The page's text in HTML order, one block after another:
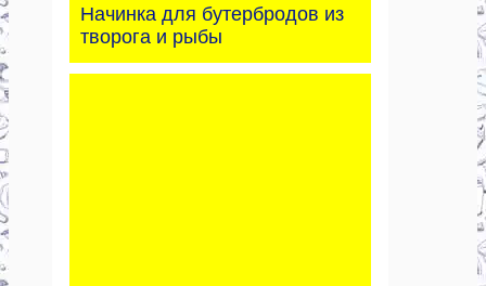
Начинка для бутербродов из
творога и рыбы